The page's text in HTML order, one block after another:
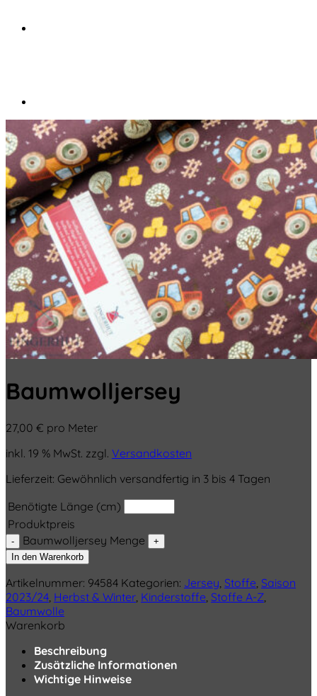
Baumwolljersey
27,00 € pro Meter
inkl. 19 % MwSt. zzgl. Versandkosten
Lieferzeit: Gewöhnlich versandfertig in 3 bis 4 Tagen
Benötigte Länge (cm)
Produktpreis
Baumwolljersey Menge
In den Warenkorb
Artikelnummer: 94584 Kategorien: Jersey Stoffe Saison
2023/24 Herbst & Winter Kinderstoffe Stoffe A-Z
Baumwolle
Warenkorb
Beschreibung
Zusätzliche Informationen
Wichtige Hinweise